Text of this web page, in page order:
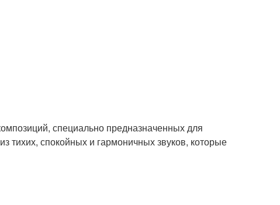
специально предназначенных для
тихих, спокойных и гармоничных звуков, которые